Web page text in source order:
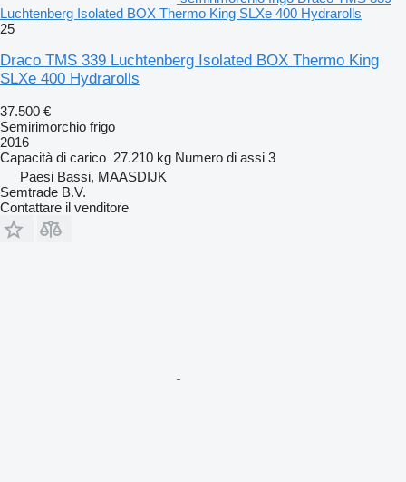
Luchtenberg Isolated BOX Thermo King SLXe 400 Hydrarolls
25
Draco TMS 339 Luchtenberg Isolated BOX Thermo King
SLXe 400 Hydrarolls
37.500 €
Semirimorchio frigo
2016
Capacità di carico 27.210 kg Numero di assi 3
Paesi Bassi, MAASDIJK
Semtrade B.V.
Contattare il venditore